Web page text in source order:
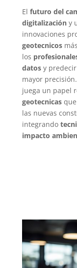
El futuro del
digitalizacióny
innovaciones
geotecnicos
los
datosy predecir
mayor
juega un papel
geotecnicasque
las nuevas
integrando
impacto